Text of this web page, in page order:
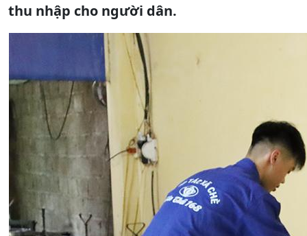
thu nhập cho người dân.